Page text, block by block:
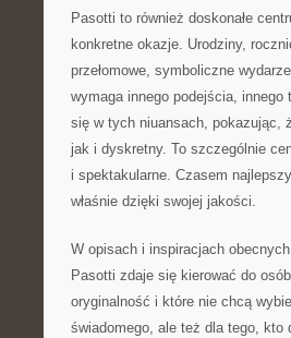
Pasotti to również doskonałe
konkretne okazje. Urodziny,
przełomowe, symboliczne
wymaga innego podejścia,
się w tych niuansach, pokazując,
jak i dyskretny. To szczególnie
i spektakularne. Czasem
właśnie dzięki swojej jakości.
W opisach i inspiracjach
Pasotti zdaje się kierować do
oryginalność i które nie chcą
świadomego, ale też dla tego, kto